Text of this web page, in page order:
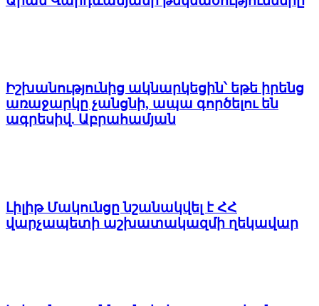
Իշխանությունից ակնարկեցին՝ եթե իրենց
առաջարկը չանցնի, ապա գործելու են
ագրեսիվ. Աբրահամյան
Լիլիթ Մակունցը նշանակվել է ՀՀ
վարչապետի աշխատակազմի ղեկավար